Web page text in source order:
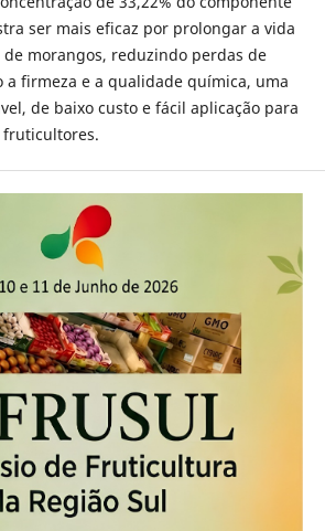
ser mais eficaz por prolongar a vida
morangos, reduzindo perdas de
a firmeza e a qualidade química, uma
de baixo custo e fácil aplicação para
fruticultores.